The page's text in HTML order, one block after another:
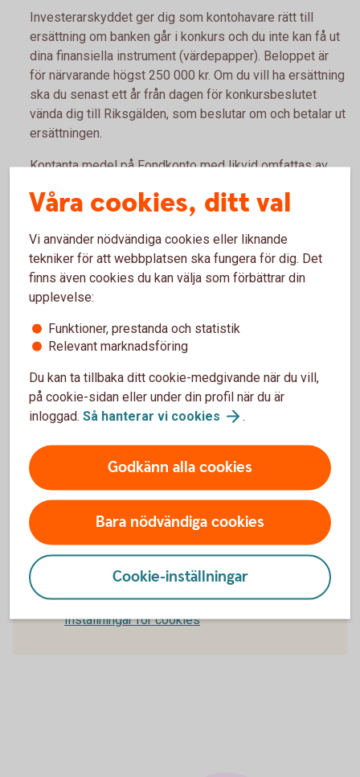
Investerarskyddet ger dig som kontohavare rätt till
ersättning om banken går i konkurs och du inte kan få ut
dina finansiella instrument (värdepapper). Beloppet är
för närvarande högst 250 000 kr. Om du vill ha ersättning
ska du senast ett år från dagen för konkursbeslutet
vända dig till Riksgälden, som beslutar om och betalar ut
ersättningen.
Kontanta medel på Fondkonto med likvid omfattas av
Riksgälden.
Du som kontohavare har rätt till ersättning för din
sammanlagda kontobehållning i banken med ett belopp
om högst 1 150 000 kr. Utöver det kan du enligt lag
under vissa förutsättningar få ersättning för vissa
händelser, t ex försäljning av privatbostad, med högst 5
000 000 kr. Riksgälden betalar ut ersättningen inom 7
arbetsdagar från den dag banken försattes i konkurs
eller Finansinspektionen beslutade att garantin ska träda
in.
Investerarskyddet
Insättningsgarantin
För att se detta innehåll behöver du först
godkänna cookies för Funktioner, prestanda
Inställningar för cookies
Våra cookies, ditt val
Vi använder nödvändiga cookies eller liknande
tekniker för att webbplatsen ska fungera för dig. Det
finns även cookies du kan välja som förbättrar din
upplevelse:
Funktioner, prestanda och statistik
Relevant marknadsföring
Du kan ta tillbaka ditt cookie-medgivande när du vill,
på cookie-sidan eller under din profil när du är
inloggad. Så hanterar vi cookies .
Godkänn alla cookies
Bara nödvändiga cookies
Cookie-inställningar